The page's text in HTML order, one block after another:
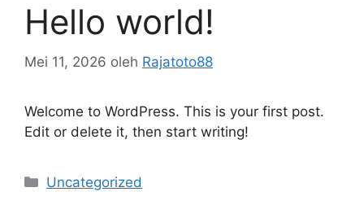
Hello world!
Mei 11, 2026 oleh Rajatoto88
Welcome to WordPress. This is your first post.
Edit or delete it, then start writing!
Kategori
Uncategorized